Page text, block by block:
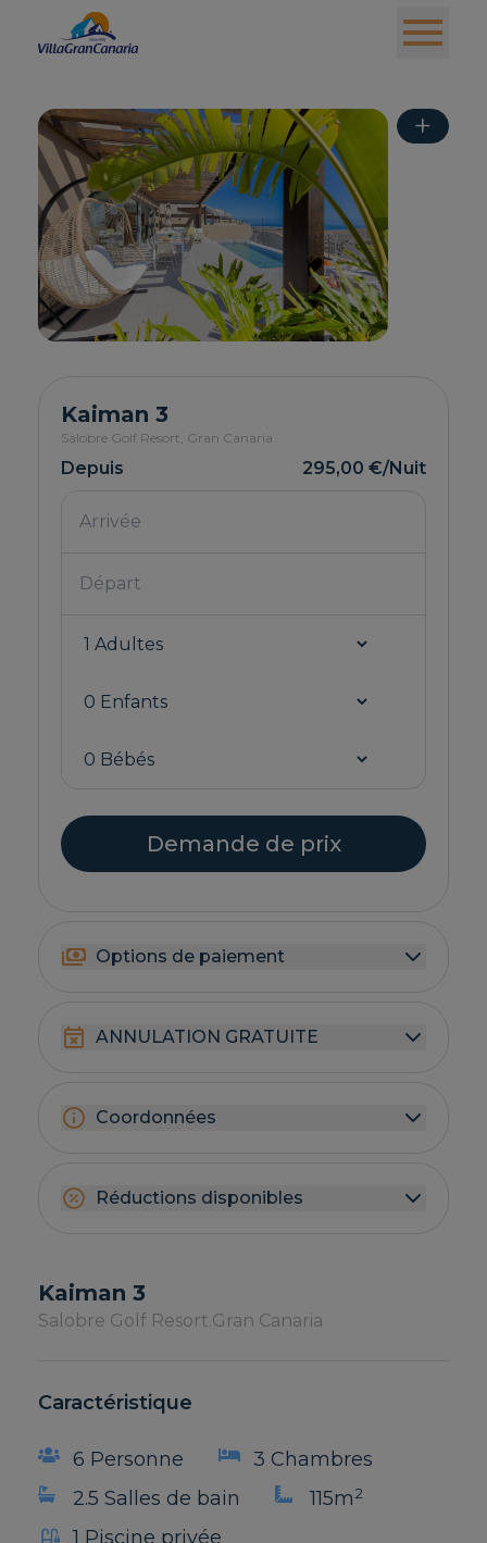
+
Kaiman 3
Salobre Golf Resort, Gran Canaria
Depuis 295,00 €/Nuit
Demande de prix
Options de paiement
ANNULATION GRATUITE
Coordonnées
Réductions disponibles
Kaiman 3
Salobre Golf Resort.Gran Canaria
Caractéristique
6 Personne
3 Chambres
2.5 Salles de bain
115m2
1 Piscine privée